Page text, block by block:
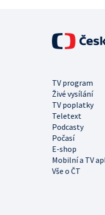
TV program
Živé vysílání
TV poplatky
Teletext
Podcasty
Počasí
E-shop
Mobilní a TV
Vše o ČT